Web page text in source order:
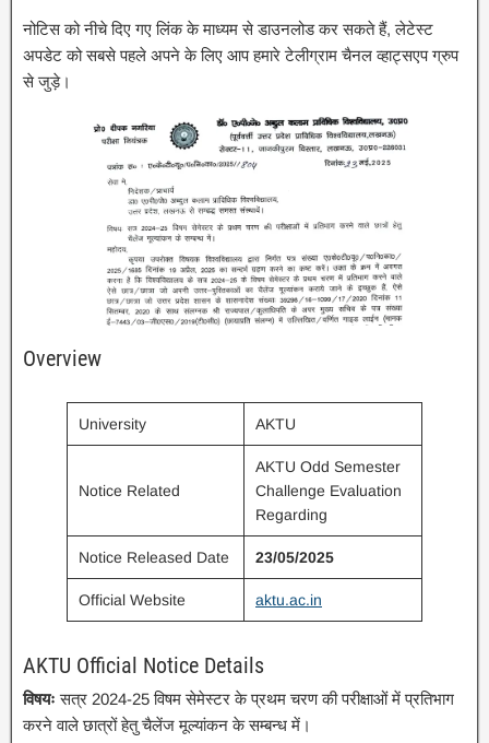
नोटिस को नीचे दिए गए लिंक के माध्यम से डाउनलोड कर सकते हैं, लेटेस्ट
अपडेट को सबसे पहले अपने के लिए आप हमारे टेलीग्राम चैनल व्हाट्सएप ग्रुप
से जुड़े।
Overview
University AKTU
Notice Related
AKTU Odd Semester
Challenge Evaluation
Regarding
Notice Released Date 23/05/2025
Official Website aktu.ac.in
AKTU Official Notice Details
विषयः सत्र 2024-25 विषम सेमेस्टर के प्रथम चरण की परीक्षाओं में प्रतिभाग
करने वाले छात्रों हेतु चैलेंज मूल्यांकन के सम्बन्ध में।